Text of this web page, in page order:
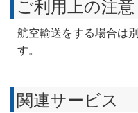
ご利用上の注意
航空輸送をする場合は
す。
関連サービス